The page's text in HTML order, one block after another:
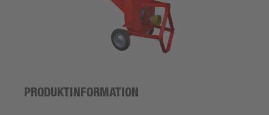
PRODUKTINFORMATION